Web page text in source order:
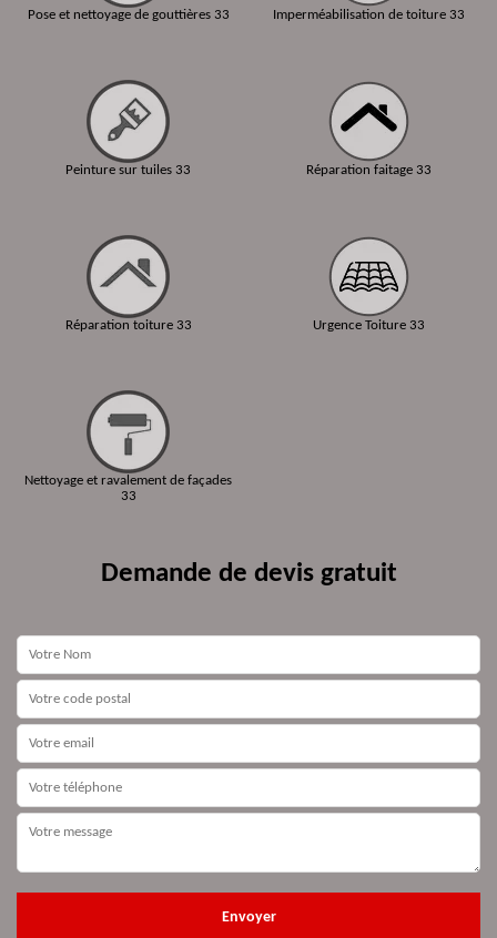
Pose et nettoyage de gouttières 33
Peinture sur tuiles 33
Réparation toiture 33
Nettoyage et ravalement de façades
33
Imperméabilisation de toiture 33
Réparation faitage 33
Urgence Toiture 33
Demande de devis gratuit